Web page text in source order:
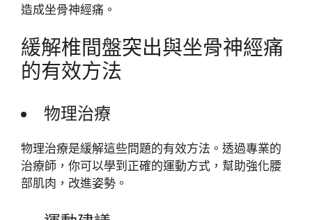
造成坐骨神經痛。
緩解椎間盤突出與坐骨神經痛
的有效方法
物理治療
物理治療是緩解這些問題的有效方法。透過專業的
治療師，你可以學到正確的運動方式，幫助強化腰
部肌肉，改進姿勢。